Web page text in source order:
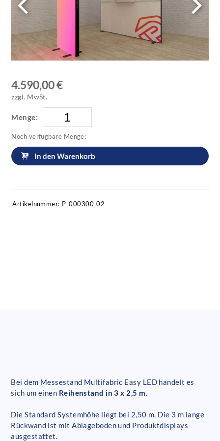
MultiFabric Messestand Easy LED
MultiFabric Messestand Easy LED Seitenansicht
4.590,00 €
zzgl. MwSt.
Menge:
Noch verfügbare Menge:
In den Warenkorb
Artikelnummer: P-000300-02
Bei dem Messestand Multifabric Easy LED handelt es
sich um einen Reihenstand in 3 x 2,5 m.
Die Standard Systemhöhe liegt bei 2,50 m. Die 3 m lange
Rückwand ist mit Ablageboden und Produktdisplays
ausgestattet.